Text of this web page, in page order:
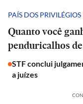
PAÍS DOS PRIVILÉGIOS
Quanto você
penduricalhos
STF conclui
a juízes